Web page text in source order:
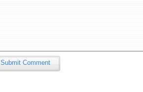
Submit Comment